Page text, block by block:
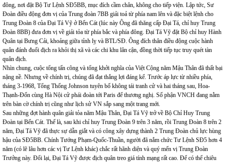
đông, nơi đặt Bộ Tư Lệnh SĐ5BB, mục đích cầm chân, không cho tiếp viện. Lập tức, Sư
Đoàn điều động đơn vị của Trung đoàn 7BB giải toả từ phía nam lên và đặc biệt lệnh cho
Trung Đoàn 8 của Đại Tá Vỹ ở Bến Cát (lúc này Ông đã thăng cấp Đại Tá, chỉ huy Trung
Đoàn 8BB) đưa đơn vị về giải tỏa từ phía bắc và phía đông. Đại Tá Vỹ đặt Bộ chỉ huy Hành
Quân tại Bưng Cải, khoảng giữa tỉnh lỵ và BTL/SĐ. Ông đích thân điều động cuộc hành
quân đánh đuổi địch ra khỏi thị xã và các chi khu lân cận, đồng thời tiếp tục truy quét tàn
quân địch.
Nhìn chung, cuộc tổng tấn công và tổng khởi nghĩa của Việt Cộng năm Mậu Thân đã thất bại
nặng nề. Nhưng về chính trị, chúng đã đạt thắng lợi đáng kể. Trước áp lực từ nhiều phía,
tháng 3-1968, Tổng Thống Johnson tuyên bố không tái tranh cử và hai tháng sau, Hoa-
Thạnh-Đốn cùng Hà Nội cử phái đoàn tới Paris để thương nghị. Số phận VNCH đang nằm
trên bàn cờ chính trị cũng như lịch sử VN sắp sang một trang mới.
Sau những đợt hành quân giải tỏa năm Mậu Thân, Đại Tá Vỹ trở về Bộ Chỉ Huy Trung
Đoàn tại Bến Cát. Thế là, sau khi chỉ huy Trung Đoàn 9 trên 3 năm, rồi Trung Đoàn 8 trên 2
năm, Đại Tá Vỹ đã thực sự dẫn giắt và có công xây dựng thành 2 Trung Đoàn chủ lực hùng
hậu của SĐ5BB. Chính Tướng Phạm-Quốc-Thuần, người đã nắm chức Tư Lệnh SĐ5 hơn 4
năm (có lẽ lâu hơn các vị Tư Lệnh khác) chắc rất hãnh diện và quý mến vị Trung Đoàn
Trưởng này. Đổi lại, Đại Tá Vỹ được địch quân treo giá tính mạng rất cao. Để có thể chiêu